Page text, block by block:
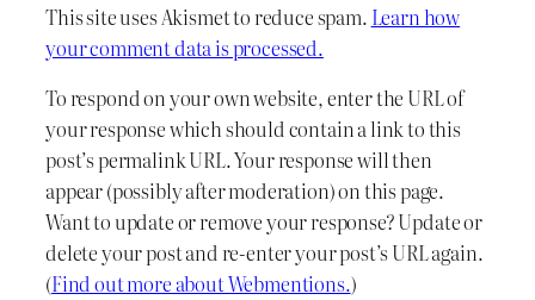
This site uses Akismet to reduce spam. Learn how
your comment data is processed.
To respond on your own website, enter the URL of
your response which should contain a link to this
post’s permalink URL. Your response will then
appear (possibly after moderation) on this page.
Want to update or remove your response? Update or
delete your post and re-enter your post’s URL again.
(Find out more about Webmentions.)